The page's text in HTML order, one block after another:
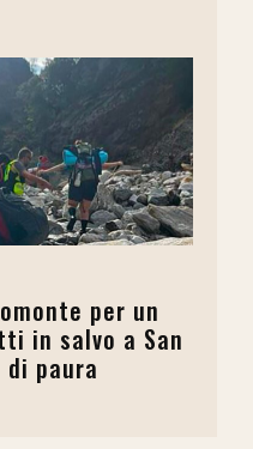
per un
in salvo a San
paura